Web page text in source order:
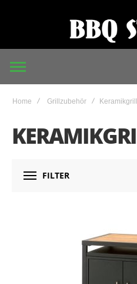
Home Grillzubehör Keramikgrill
FILTER